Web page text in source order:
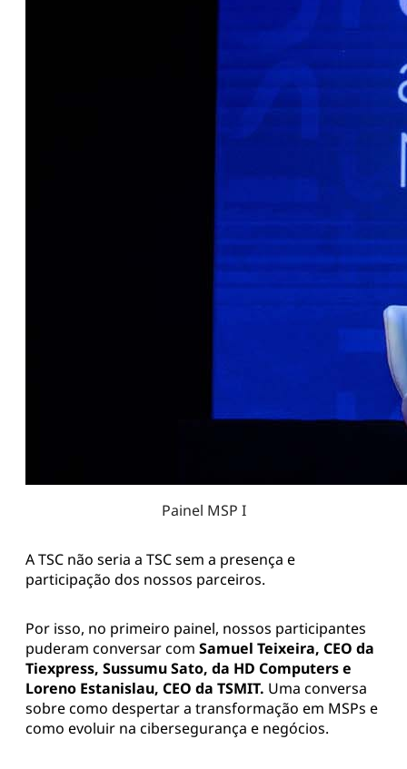
Painel MSP I
A TSC não seria a TSC sem a presença e
participação dos nossos parceiros.
Por isso, no primeiro painel, nossos participantes
puderam conversar com Samuel Teixeira, CEO da
Tiexpress, Sussumu Sato, da HD Computers e
Loreno Estanislau, CEO da TSMIT. Uma conversa
sobre como despertar a transformação em MSPs e
como evoluir na cibersegurança e negócios.